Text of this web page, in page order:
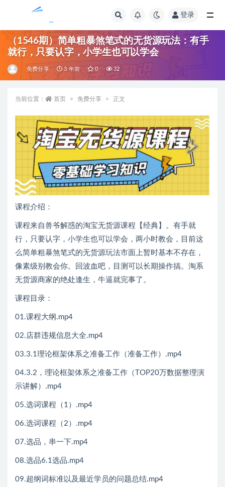
登录
（1546期）简单粗暴煞笔式的无货源玩法：有手
就行，只要认字，小学生也可以学会
免费分享 3 年前 0 32
当前位置： 首页 免费分享 正文
课程介绍：
课程来自兽爷解惑的淘宝无货源课程【经典】。有手就
行，只要认字，小学生也可以学会，两小时教会，目前这
么简单粗暴煞笔式的无货源玩法市面上暂时基本不存在，
像素级别教会你。回波血吧，目测可以长期操作搞。淘系
无货源商家的绝处逢生，牛逼就完事了。
课程目录：
01.课程大纲.mp4
02.店群违规信息大全.mp4
03.3.1理论框架体系之准备工作（准备工作）.mp4
04.3.2，理论框架体系之准备工作（TOP20万数据整理演
示讲解）.mp4
05.选词课程（1）.mp4
06.选词课程（2）.mp4
07.选品，串一下.mp4
08.选品6.1选品.mp4
09.超纲词标准以及最近学员的问题总结.mp4